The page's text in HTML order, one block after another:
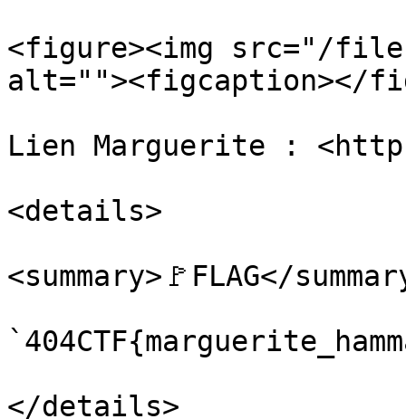
<figure><img src="/files/
alt=""><figcaption></
Lien Marguerite :
<details>
<summary>🚩FLAG</